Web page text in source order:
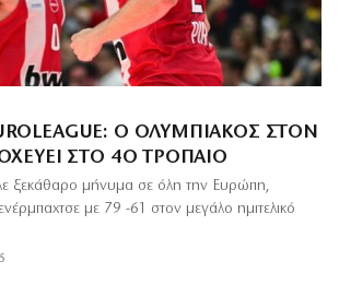
Ο ΟΛΥΜΠΙΑΚΌΣ ΣΤΟΝ
ΣΤΟ 4Ο ΤΡΌΠΑΙΟ
ξεκάθαρο μήνυμα σε όλη την Ευρώπη,
με 79 -61 στον μεγάλο ημιτελικό